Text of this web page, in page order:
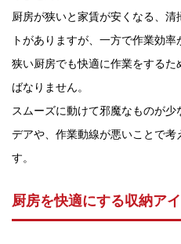
厨房が狭いと家賃が安くなる、
トがありますが、一方で作業効率
狭い厨房でも快適に作業をする
ばなりません。
スムーズに動けて邪魔なものが
デアや、作業動線が悪いことで考
す。
厨房を快適にする収納ア